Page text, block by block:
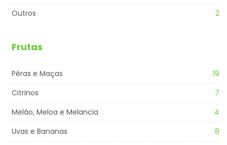
Outros
2
Frutas
Pêras e Maças
19
Citrinos
7
Melão, Meloa e Melancia
4
Uvas e Bananas
8